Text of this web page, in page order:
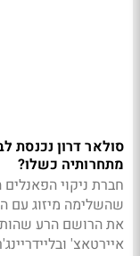
סולאר דרון נכנסת
מתחרותיה כשלו?
חברת ניקוי
שהשלימה מיזוג עם
את הרושם הרע
איירטאצ'